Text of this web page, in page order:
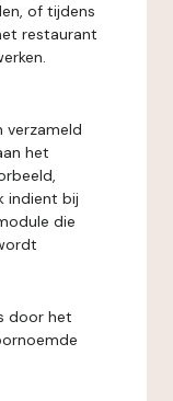
of tijdens
restaurant
verzameld
het
indient bij
die
door het